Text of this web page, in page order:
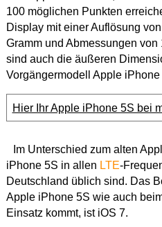
100 möglichen Punkten
Display mit einer Auflösung
Gramm und Abmessungen
sind auch die äußeren
Vorgängermodell Apple iPhone
Hier Ihr Apple iPhone 5S bei
Im Unterschied zum alten
iPhone 5S in allen LTE-
Deutschland üblich sind. Das
Apple iPhone 5S wie auch
Einsatz kommt, ist iOS 7.